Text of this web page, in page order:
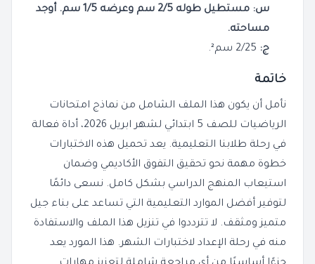
س: مستطيل طوله 2/5 سم وعرضه 1/5 سم. أوجد
مساحته.
ج:
خاتمة
نأمل أن يكون هذا الملف الشامل من نماذج امتحانات
الرياضيات للصف 5 ابتدائي لشهر ابريل 2026، أداة فعالة
في رحلة طلابنا التعليمية. يعد تحميل هذه الاختبارات
خطوة مهمة نحو تحقيق التفوق الأكاديمي وضمان
استيعاب المنهج الدراسي بشكل كامل. نسعى دائمًا
لتوفير أفضل الموارد التعليمية التي تساعد على بناء جيل
متميز ومثقف. لا تترددوا في تنزيل هذا الملف والاستفادة
منه في رحلة الإعداد لاختبارات الشهر. هذا المورد يعد